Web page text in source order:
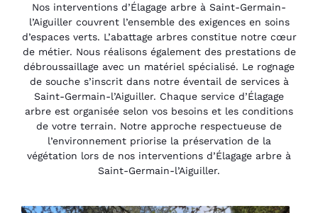
Nos interventions d’Élagage arbre à Saint-Germain-
l’Aiguiller couvrent l’ensemble des exigences en soins
d’espaces verts. L’abattage arbres constitue notre cœur
de métier. Nous réalisons également des prestations de
débroussaillage avec un matériel spécialisé. Le rognage
de souche s’inscrit dans notre éventail de services à
Saint-Germain-l’Aiguiller. Chaque service d’Élagage
arbre est organisée selon vos besoins et les conditions
de votre terrain. Notre approche respectueuse de
l’environnement priorise la préservation de la
végétation lors de nos interventions d’Élagage arbre à
Saint-Germain-l’Aiguiller.